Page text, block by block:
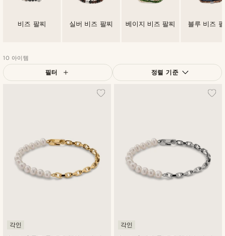
비즈 팔찌 실버 비즈 팔찌 베이지 비즈 팔찌 블루 비즈
10 아이템
필터 정렬 기준
각인 각인